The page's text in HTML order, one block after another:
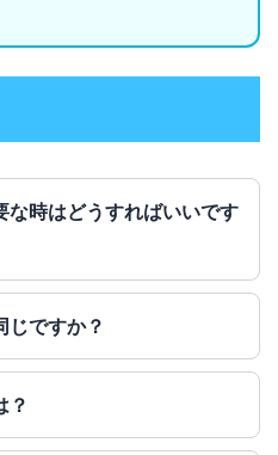
な時はどうすればいいです
じですか？
？